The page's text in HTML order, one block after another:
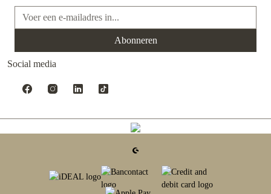
E-mailadres*
Abonneren
Social media